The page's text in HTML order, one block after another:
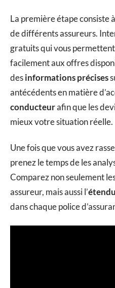
La première étape consiste
de différents assureurs.
gratuits qui vous
facilement aux offres
desinformations précises
antécédents en matière
conducteurafin que les
mieux votre situation réelle.
Une fois que vous avez
prenez le temps de les
Comparez non seulement
assureur, mais aussi l’
dans chaque police